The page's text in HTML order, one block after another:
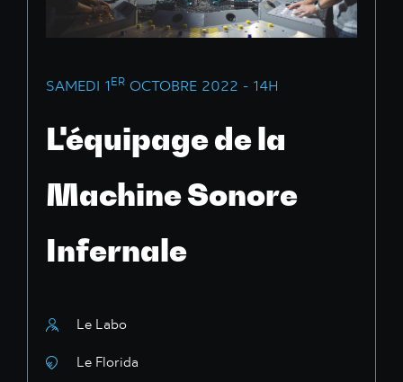
SAMEDI 1ER OCTOBRE 2022 - 14H
L'équipage de la
Machine Sonore
Infernale
Le Labo
Le Florida